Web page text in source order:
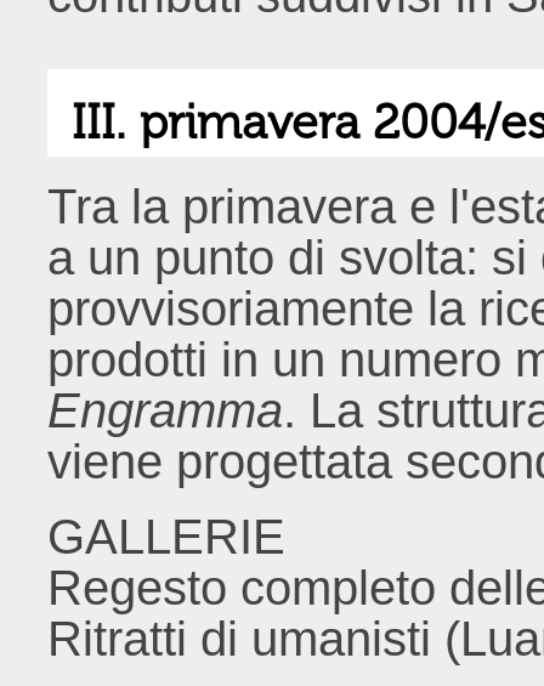
III. primavera 2004/
Tra la primavera e
a un punto di svolta:
provvisoriamente la
prodotti in un numero
Engramma. La
viene progettata
GALLERIE
Regesto completo
Ritratti di umanisti